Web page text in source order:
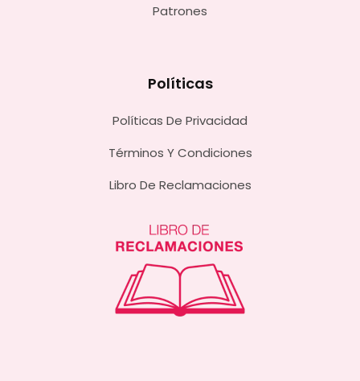
Patrones
Políticas
Políticas De Privacidad
Términos Y Condiciones
Libro De Reclamaciones